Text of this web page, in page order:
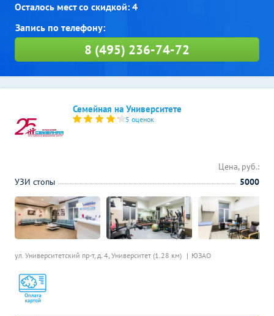
Осталось мест со скидкой: 4
8 (495) 236-74-72
Семейная на Университете
5 оценок
ул. Университетский пр-т, д. 4, Университет (1.28 км) ЮЗАО
Цена, руб.:
УЗИ стопы
5000